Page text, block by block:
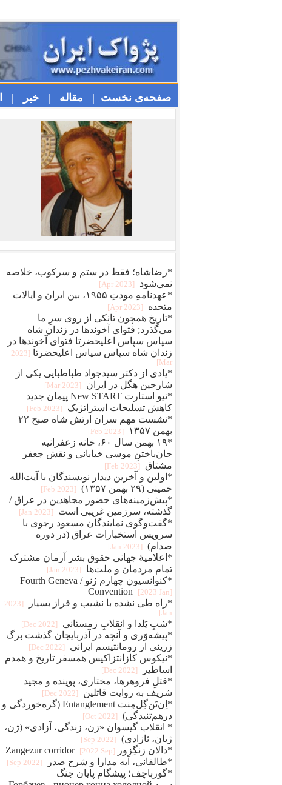
صفحه‌ی نخست | مقاله | خبر |
*رضاشاه؛ فقط در ستم و سرکوب، خلاصه
نمی‌شود
[2023 Apr]
*عهدنامهِ مودتِ ۱۹۵۵، بین ایران و ایالات
متحده
[2023 Apr]
*تاریخ همچون تانکی از روی سرِ ما
می‌گذرد; فتوای آخوندها در زندان شاه
سپاس سپاس اعلیحضرتا فتوای آخوندها در
زندان شاه سپاس سپاس اعلیحضرتا
[2023
Mar]
*یادی از دکتر سیدجواد طباطبایی یکی از
شارحین هگل در ایران
[2023 Mar]
*نیو استارت New START پیمان جدید
کاهش تسلیحات استراتژیک
[2023 Feb]
*نشست مهم سران ارتش شاه صبح ۲۲
بهمن ۱۳۵۷
[2023 Feb]
*۱۹ بهمن سال ۶۰، خانه زعفرانیه
جان‌باختنِ موسی خیابانی و نقش جعفر
مشتاق
[2023 Feb]
*اولین و آخرین دیدار نویسندگان با آیت‌الله
خمینی (۲۹ بهمن ۱۳۵۷)
[2023 Feb]
*پیش‌زمینه‌های حضور مجاهدین در عراق /
گذشته، سرزمین غریبی است
[2023 Jan]
*گفت‌وگوی نمایندگان مسعود رجوی با
سرویس استخبارات عراق (در دوره
صدام)
[2023 Jan]
*اعلامیهٔ جهانی حقوق بشر آرمان مشترک
تمام مردمان و ملت‌ها
[2023 Jan]
*کنوانسیون چهارم ژنو / Fourth Geneva
Convention
[2023 Jan]
*راه طی نشده با نشیب و فراز بسیار
[2023
Jan]
*شبِ یَلدا و انقلابِ زمستانی [2022 Dec]
*پیشه‌وَری و آنچه در آذربایجان گذشت برگ
زرینی از رومانتیسم ایرانی
[2022 Dec]
*نیکوس کازانتزاکیس همسفر تاریخ و همدم
اساطیر
[2022 Dec]
*قتلِ فروهرها، مختاری، پوینده و مجید
شریف به روایت قاتلین
[2022 Dec]
*اِن‌تَن‌گِل‌مِنت Entanglement (گره‌خوردگی و
درهم‌تنیدگی)
[2022 Oct]
* انقلاب گیسوان «زن، زندگی، آزادی» (ژن،
ژیان، ئازادی)
[2022 Sep]
*دالان زنگِزور Zangezur corridor [2022 Sep]
*طالقانی، آیه مدارا و شرح صدر [2022 Sep]
*گورباچف؛ پیشگام پایان جنگ